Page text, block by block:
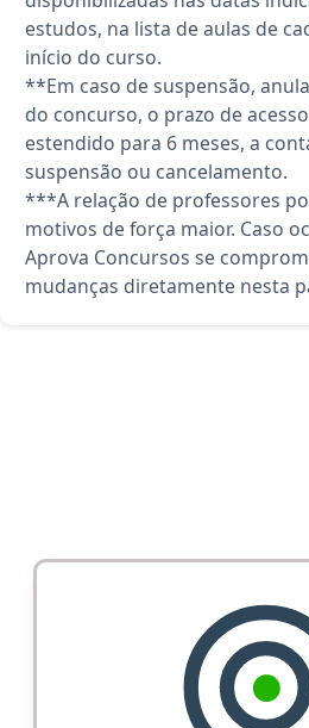
estudos, na lista de aulas de
início do curso.
**Em caso de suspensão,
do concurso, o prazo de
estendido para 6 meses, a
suspensão ou cancelamento.
***A relação de professores
motivos de força maior. Caso
Aprova Concursos se
mudanças diretamente nesta